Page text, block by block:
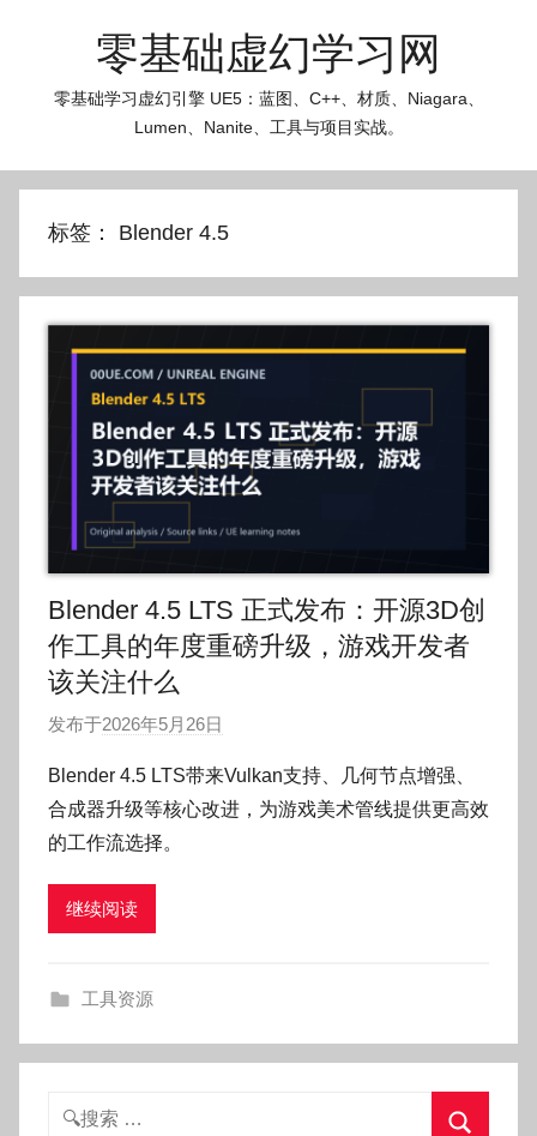
零基础虚幻学习网
零基础学习虚幻引擎 UE5：蓝图、C++、材质、Niagara、
Lumen、Nanite、工具与项目实战。
标签： Blender 4.5
Blender 4.5 LTS 正式发布：开源3D创
作工具的年度重磅升级，游戏开发者
该关注什么
发布于2026年5月26日
O
Blender 4.5 LTS带来Vulkan支持、几何节点增强、
合成器升级等核心改进，为游戏美术管线提供更高效
的工作流选择。
继续阅读
工具资源
搜